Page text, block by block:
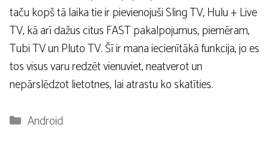
taču kopš tā laika tie ir pievienojuši Sling TV, Hulu + Live
TV, kā arī dažus citus FAST pakalpojumus, piemēram,
Tubi TV un Pluto TV. Šī ir mana iecienītākā funkcija, jo es
tos visus varu redzēt vienuviet, neatverot un
nepārslēdzot lietotnes, lai atrastu ko skatīties.
Kategorijas
Android